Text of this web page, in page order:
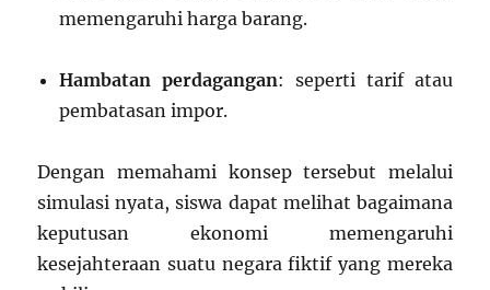
memengaruhi harga barang.
Hambatan perdagangan: seperti tarif atau
pembatasan impor.
Dengan memahami konsep tersebut melalui
simulasi nyata, siswa dapat melihat bagaimana
keputusan ekonomi memengaruhi
kesejahteraan suatu negara fiktif yang mereka